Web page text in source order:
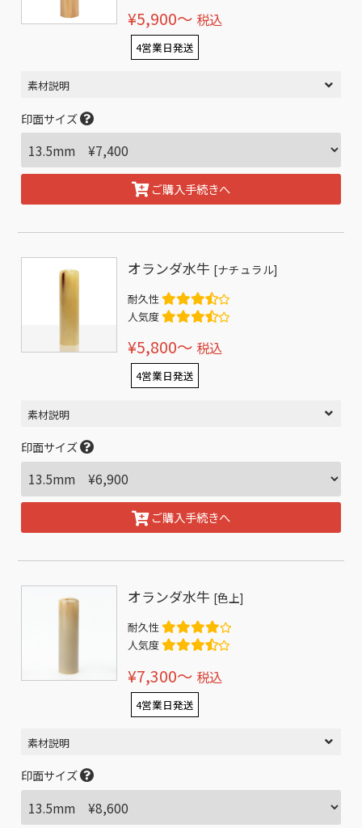
¥5,900〜 税込
4営業日発送
素材説明
印面サイズ
ご購入手続きへ
オランダ水牛 [ナチュラル]
耐久性
人気度
¥5,800〜 税込
4営業日発送
素材説明
印面サイズ
ご購入手続きへ
オランダ水牛 [色上]
耐久性
人気度
¥7,300〜 税込
4営業日発送
素材説明
印面サイズ